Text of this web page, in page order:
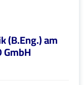
(B.Eng.) am